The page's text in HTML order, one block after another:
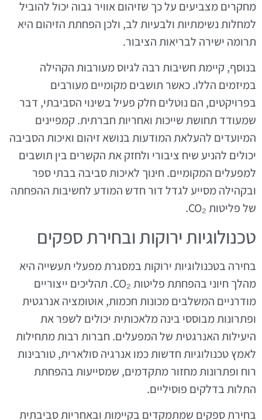
מחקרים מצביעים על כך שזיהום אוויר גבוה יכול להוביל
למחלות נשימתיות ולבעיות לב, ולכן הפחתת הזיהום היא
תרומה ישירה לבריאות הציבור.
בנוסף, קיימת חשיבות רבה לגיוס מעורבות הקהילה
במיזמים הללו. כאשר תושבים מקומיים מעורבים
בפרויקטים, הם נוטלים חלק פעיל בשינוי הסביבתי, דבר
שמעודד תחושת שייכות ואחריות חברתית. קמפיינים
המיועדים להעלאת המודעות בנושא זיהום ואיכות הסביבה
יכולים להניע שיח ציבורי ולחזק את הקשרים בין תושבים
למפעלים המקומיים. חינוך לאיכות סביבה בבתי ספר
ובקהילה מסייע לגדל דור חדש המודע לחשיבות ההפחתה
של פליטות CO₂.
טכנולוגיות ירוקות ובחירת ספקים
בחירה בטכנולוגיות ירוקות במסגרת מפעלי תעשייה היא
מהלך חיוני בהפחתת פליטות CO₂. תהליכים ייצוריים
מודרניים המשלבים מכונות חכמות, אוטומציה אנרגטית
ופתרונות מבוססי בינה מלאכותית יכולים לשפר את
היעילות האנרגטית של המפעלים. חברות רבות מתחילות
לאמץ טכנולוגיות חדשות כמו אנרגיה סולארית, טורבינות
רוח ופתרונות מחזור מתקדמים, שמסייעות בהפחתת
התלות בדלקים פוסיליים.
בחירת ספקים שמתמקדים בקיימות ובאחריות סביבתית